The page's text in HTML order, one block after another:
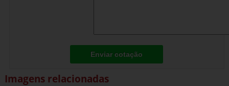
Enviar cotação
Imagens relacionadas